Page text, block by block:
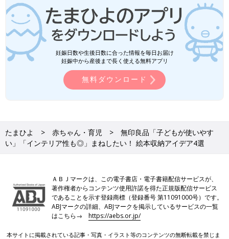
妊娠日数や生後日数に合った情報を毎日お届け
妊娠中から産後まで長く使える無料アプリ
無料ダウンロード
たまひよ 赤ちゃん・育児
無印良品「子どもが使いやす
い」「インテリア性も◎」まねしたい！ 絵本収納アイデア4選
ＡＢＪマークは、この電子書店・電子書籍配信サービスが、
著作権者からコンテンツ使用許諾を得た正規版配信サービス
であることを示す登録商標（登録番号 第11091000号）です。
ABJマークの詳細、ABJマークを掲示しているサービスの一覧
はこちら→https://aebs.or.jp/
本サイトに掲載されている記事・写真・イラスト等のコンテンツの無断転載を禁じま